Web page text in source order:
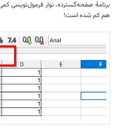
برنامهٔ صفحه‌گسترده، نوار فرمول‌نویسی
هم کم شده است!